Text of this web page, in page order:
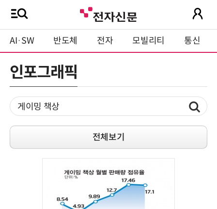
AI·SW 반도체 전자 모빌리티 통신
인포그래픽
전체보기